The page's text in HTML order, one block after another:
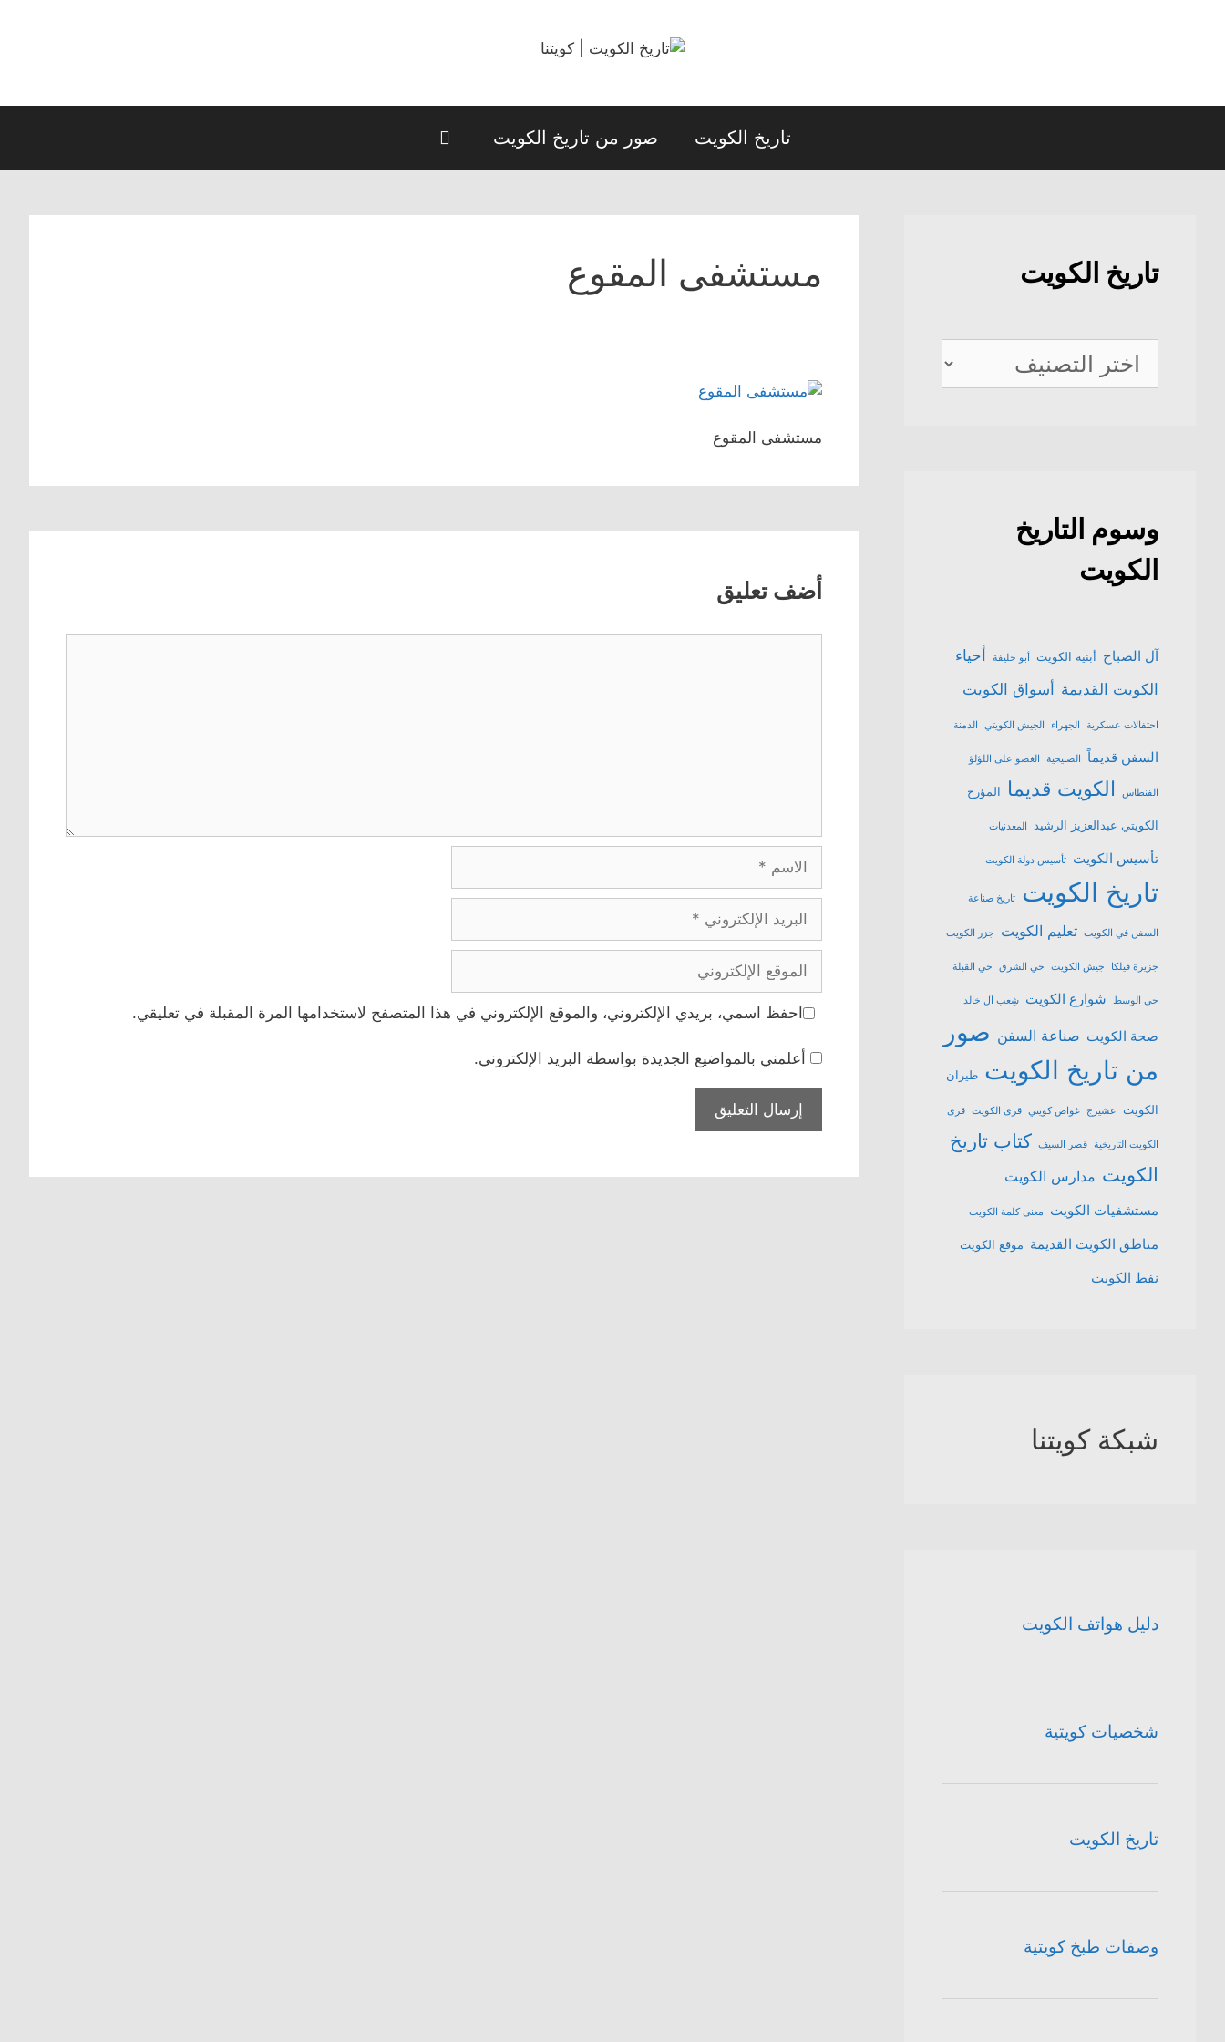
تاريخ الكويت صور من تاريخ الكويت
مستشفى المقوع
مستشفى المقوع
أضف تعليق
الإلكتروني
الإلكتروني
احفظ اسمي، بريدي الإلكتروني، والموقع الإلكتروني في هذا المتصفح لاستخدامها المرة المقبلة في تعليقي.
أعلمني بالمواضيع الجديدة بواسطة البريد الإلكتروني.
تاريخ الكويت
تاريخ
الكويت
وسوم التاريخ
الكويت
آل الصباح أبنية الكويت أبو حليفة
أحياء
الكويت القديمة أسواق الكويت
احتفالات عسكرية الجهراء الجيش الكويتي الدمنة
السفن قديماً الصبيحية الغصو على اللؤلؤ
الفنطاس الكويت قديما المؤرخ
الكويتي عبدالعزيز الرشيد المعدنيات
تأسيس الكويت تأسيس دولة الكويت
تاريخ الكويت تاريخ صناعة
السفن في الكويت تعليم الكويت جزر الكويت
جزيرة فيلكا جيش الكويت حي الشرق حي القبلة
حي الوسط شوارع الكويت شِعب آل خالد
صحة الكويت صناعة السفن صور
من تاريخ الكويت طيران
الكويت عشیرج غواص كويتي قرى الكويت قرى
الكويت التاريخية قصر السيف كتاب تاريخ
الكويت مدارس الكويت
مستشفيات الكويت معنى كلمة الكويت
مناطق الكويت القديمة موقع الكويت
نفط الكويت
شبكة كويتنا
دليل هواتف الكويت
شخصيات كويتية
تاريخ الكويت
وصفات طبخ كويتية